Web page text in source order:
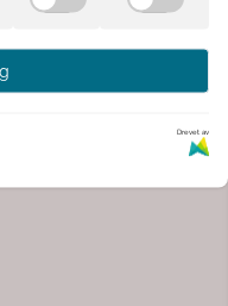
stemningen. Denne
H: 9 Ø: 10
Drevet av